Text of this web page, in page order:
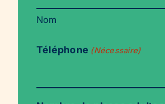
Nom
Téléphone (Nécessaire)